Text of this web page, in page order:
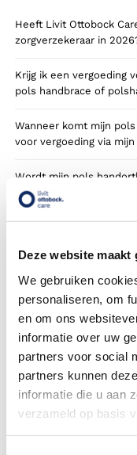
Deze website
We gebruiken
personaliseren, om
en om ons
informatie over uw
partners voor social
partners kunnen
informatie die u aan
verzameld op basis
Heeft Livit Ottobock
zorgverzekeraar in
Krijg ik een vergoeding
pols handbrace of
Wanneer komt mijn
voor vergoeding via
Wordt mijn pols
basisverzekering?
Is de pols handorthese
verkrijgbaar in
Is de pols handorthese
Wanneer mag mijn
Heb ik voor het laten
toestemming nodig van